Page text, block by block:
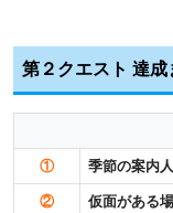
第２クエスト 達成
① 季節の案内
② 仮面がある